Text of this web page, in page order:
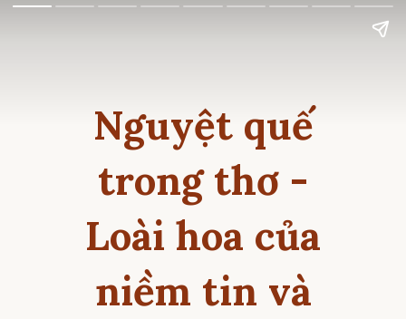
Nguyệt quế
trong thơ -
Loài hoa của
niềm tin và